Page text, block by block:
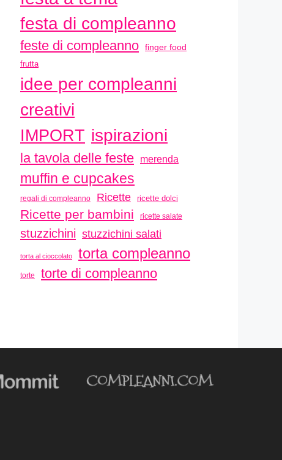
festa di compleanno
feste di compleanno finger food
frutta
idee per compleanni
creativi
IMPORT ispirazioni
la tavola delle feste merenda
muffin e cupcakes
regali di compleanno Ricette ricette dolci
Ricette per bambini ricette salate
stuzzichini stuzzichini salati
torta al cioccolato torta compleanno
torte torte di compleanno